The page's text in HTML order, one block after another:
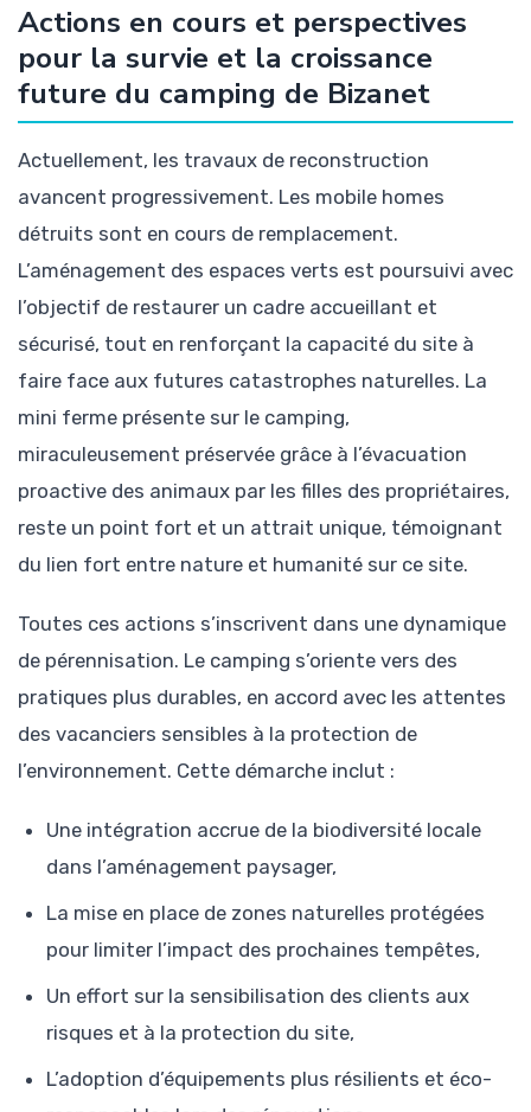
Actions en cours et perspectives
pour la survie et la croissance
future du camping de Bizanet
Actuellement, les travaux de reconstruction
avancent progressivement. Les mobile homes
détruits sont en cours de remplacement.
L’aménagement des espaces verts est poursuivi avec
l’objectif de restaurer un cadre accueillant et
sécurisé, tout en renforçant la capacité du site à
faire face aux futures catastrophes naturelles. La
mini ferme présente sur le camping,
miraculeusement préservée grâce à l’évacuation
proactive des animaux par les filles des propriétaires,
reste un point fort et un attrait unique, témoignant
du lien fort entre nature et humanité sur ce site.
Toutes ces actions s’inscrivent dans une dynamique
de pérennisation. Le camping s’oriente vers des
pratiques plus durables, en accord avec les attentes
des vacanciers sensibles à la protection de
l’environnement. Cette démarche inclut :
Une intégration accrue de la biodiversité locale
dans l’aménagement paysager,
La mise en place de zones naturelles protégées
pour limiter l’impact des prochaines tempêtes,
Un effort sur la sensibilisation des clients aux
risques et à la protection du site,
L’adoption d’équipements plus résilients et éco-